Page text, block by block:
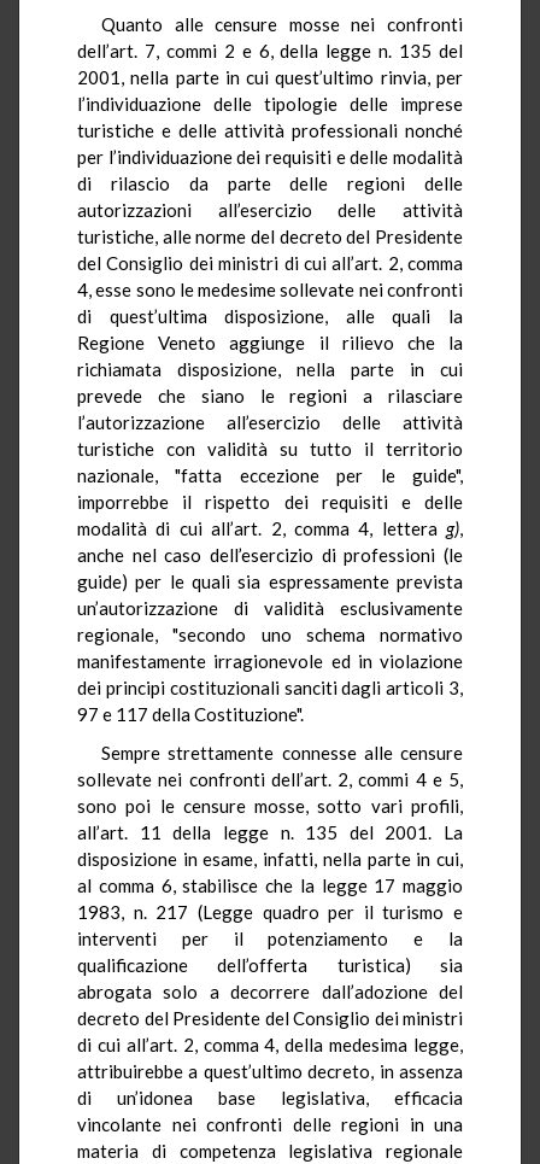
Quanto alle censure mosse nei confronti
dell’art. 7, commi 2 e 6, della legge n. 135 del
2001, nella parte in cui quest’ultimo rinvia, per
l’individuazione delle tipologie delle imprese
turistiche e delle attività professionali nonché
per l’individuazione dei requisiti e delle modalità
di rilascio da parte delle regioni delle
autorizzazioni all’esercizio delle attività
turistiche, alle norme del decreto del Presidente
del Consiglio dei ministri di cui all’art. 2, comma
4, esse sono le medesime sollevate nei confronti
di quest’ultima disposizione, alle quali la
Regione Veneto aggiunge il rilievo che la
richiamata disposizione, nella parte in cui
prevede che siano le regioni a rilasciare
l’autorizzazione all’esercizio delle attività
turistiche con validità su tutto il territorio
nazionale, "fatta eccezione per le guide",
imporrebbe il rispetto dei requisiti e delle
modalità di cui all’art. 2, comma 4, lettera g),
anche nel caso dell’esercizio di professioni (le
guide) per le quali sia espressamente prevista
un’autorizzazione di validità esclusivamente
regionale, "secondo uno schema normativo
manifestamente irragionevole ed in violazione
dei principi costituzionali sanciti dagli articoli 3,
97 e 117 della Costituzione".
Sempre strettamente connesse alle censure
sollevate nei confronti dell’art. 2, commi 4 e 5,
sono poi le censure mosse, sotto vari profili,
all’art. 11 della legge n. 135 del 2001. La
disposizione in esame, infatti, nella parte in cui,
al comma 6, stabilisce che la legge 17 maggio
1983, n. 217 (Legge quadro per il turismo e
interventi per il potenziamento e la
qualificazione dell’offerta turistica) sia
abrogata solo a decorrere dall’adozione del
decreto del Presidente del Consiglio dei ministri
di cui all’art. 2, comma 4, della medesima legge,
attribuirebbe a quest’ultimo decreto, in assenza
di un’idonea base legislativa, efficacia
vincolante nei confronti delle regioni in una
materia di competenza legislativa regionale